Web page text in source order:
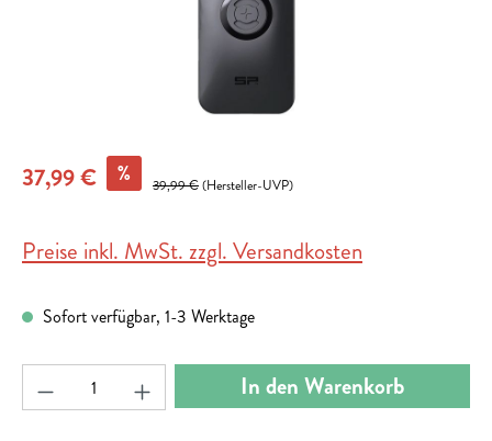
37,99 € % 39,99 €(Hersteller-UVP)
Preise inkl. MwSt. zzgl. Versandkosten
Sofort verfügbar, 1-3 Werktage
Produkt Anzahl: Gib den gewünschten Wert ein
In den Warenkorb